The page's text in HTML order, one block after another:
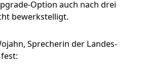
Option auch nach drei
bewerkstelligt.
Sprecherin der Landes-